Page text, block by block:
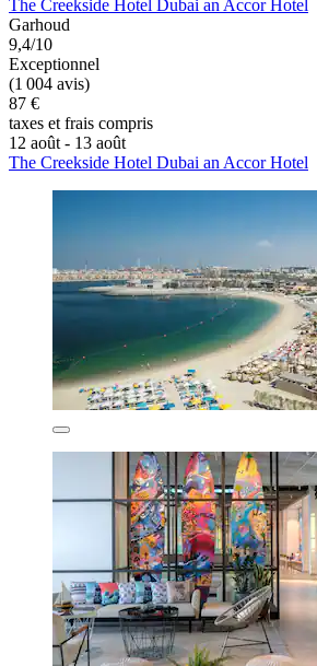
The Creekside Hotel Dubai an Accor Hotel
Garhoud
9,4/10
Exceptionnel
(1 004 avis)
87 €
taxes et frais compris
12 août - 13 août
The Creekside Hotel Dubai an Accor Hotel